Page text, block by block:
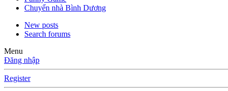
Chuyển nhà Bình Dương
New posts
Search forums
Menu
Đăng nhập
Register